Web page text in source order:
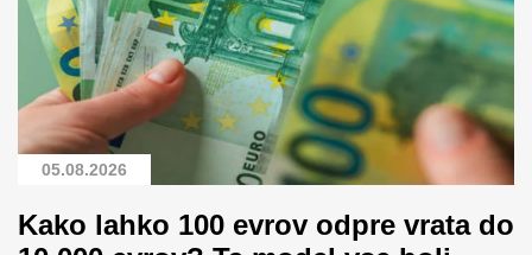
05.08.2026
Kako lahko 100 evrov odpre vrata do